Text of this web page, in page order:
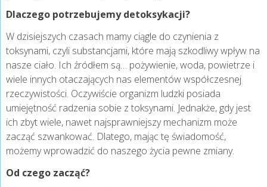
Dlaczego potrzebujemy detoksykacji?
W dzisiejszych czasach mamy ciągle do czynienia z
toksynami, czyli substancjami, które mają szkodliwy wpływ na
nasze ciało. Ich źródłem są… pożywienie, woda, powietrze i
wiele innych otaczających nas elementów współczesnej
rzeczywistości. Oczywiście organizm ludzki posiada
umiejętność radzenia sobie z toksynami. Jednakże, gdy jest
ich zbyt wiele, nawet najsprawniejszy mechanizm może
zacząć szwankować. Dlatego, mając tę świadomość,
możemy wprowadzić do naszego życia pewne zmiany.
Od czego zacząć?